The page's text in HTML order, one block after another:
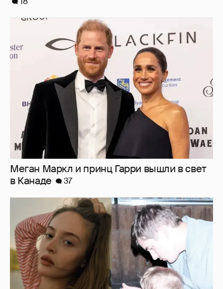
Меган Маркл и принц Гарри вышли в свет
в Канаде
Внучка Никиты Михалкова Наталья с
мужем и сыном отдыхает на яхте